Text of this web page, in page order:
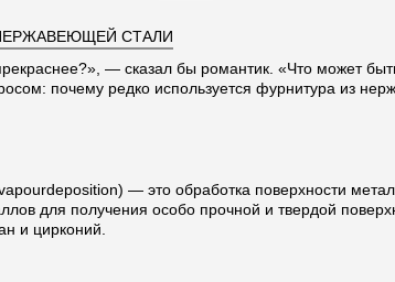
СТАЛИ
— сказал бы романтик. «Что может
почему редко используется фурнитура из
— это обработка поверхности
для получения особо прочной и твердой
и цирконий.